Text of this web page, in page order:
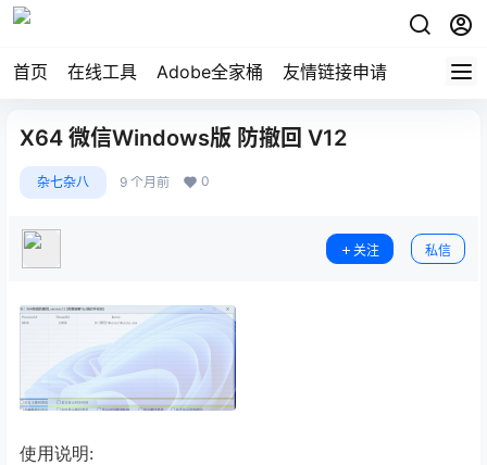
首页 在线工具 Adobe全家桶 友情链接申请
X64 微信Windows版 防撤回 V12
杂七杂八 9 个月前 0
关注 私信
使用说明: